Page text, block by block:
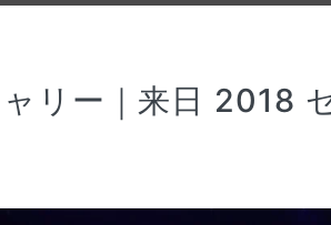
リー｜来日 2018